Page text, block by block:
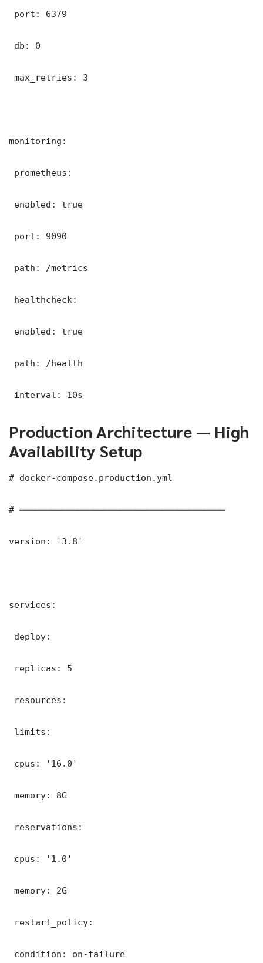
port: 6379
db: 0
max_retries: 3
monitoring:
prometheus:
enabled: true
port: 9090
path: /metrics
healthcheck:
enabled: true
path: /health
interval: 10s
Production Architecture — High
Availability Setup
# docker-compose.production.yml
# ═══════════════════════════════════════
version: '3.8'
services:
deploy:
replicas: 5
resources:
limits:
cpus: '16.0'
memory: 8G
reservations:
cpus: '1.0'
memory: 2G
restart_policy:
condition: on-failure